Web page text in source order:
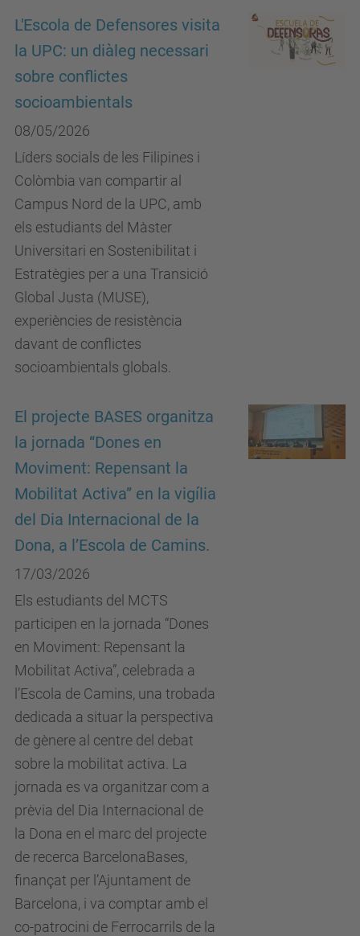
L'Escola de Defensores visita
la UPC: un diàleg necessari
sobre conflictes
socioambientals
08/05/2026
Líders socials de les Filipines i
Colòmbia van compartir al
Campus Nord de la UPC, amb
els estudiants del Màster
Universitari en Sostenibilitat i
Estratègies per a una Transició
Global Justa (MUSE),
experiències de resistència
davant de conflictes
socioambientals globals.
El projecte BASES organitza
la jornada “Dones en
Moviment: Repensant la
Mobilitat Activa” en la vigília
del Dia Internacional de la
Dona, a l’Escola de Camins.
17/03/2026
Els estudiants del MCTS
participen en la jornada “Dones
en Moviment: Repensant la
Mobilitat Activa”, celebrada a
l’Escola de Camins, una trobada
dedicada a situar la perspectiva
de gènere al centre del debat
sobre la mobilitat activa. La
jornada es va organitzar com a
prèvia del Dia Internacional de
la Dona en el marc del projecte
de recerca BarcelonaBases,
finançat per l’Ajuntament de
Barcelona, i va comptar amb el
co-patrocini de Ferrocarrils de la